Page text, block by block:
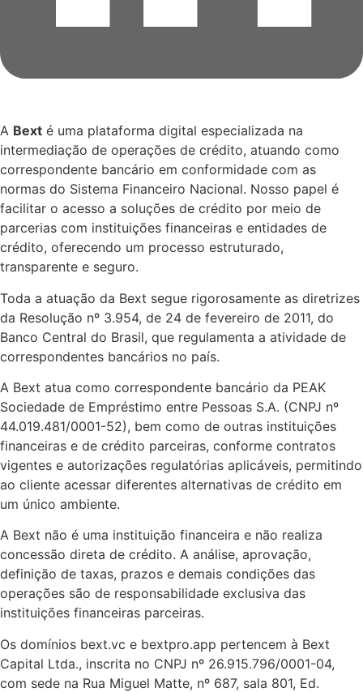
A Bext é uma plataforma digital especializada na
intermediação de operações de crédito, atuando como
correspondente bancário em conformidade com as
normas do Sistema Financeiro Nacional. Nosso papel é
facilitar o acesso a soluções de crédito por meio de
parcerias com instituições financeiras e entidades de
crédito, oferecendo um processo estruturado,
transparente e seguro.
Toda a atuação da Bext segue rigorosamente as diretrizes
da Resolução nº 3.954, de 24 de fevereiro de 2011, do
Banco Central do Brasil, que regulamenta a atividade de
correspondentes bancários no país.
A Bext atua como correspondente bancário da PEAK
Sociedade de Empréstimo entre Pessoas S.A. (CNPJ nº
44.019.481/0001-52), bem como de outras instituições
financeiras e de crédito parceiras, conforme contratos
vigentes e autorizações regulatórias aplicáveis, permitindo
ao cliente acessar diferentes alternativas de crédito em
um único ambiente.
A Bext não é uma instituição financeira e não realiza
concessão direta de crédito. A análise, aprovação,
definição de taxas, prazos e demais condições das
operações são de responsabilidade exclusiva das
instituições financeiras parceiras.
Os domínios bext.vc e bextpro.app pertencem à Bext
Capital Ltda., inscrita no CNPJ nº 26.915.796/0001-04,
com sede na Rua Miguel Matte, nº 687, sala 801, Ed.